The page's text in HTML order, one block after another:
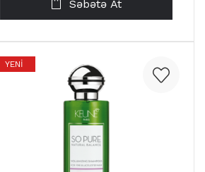
Səbətə At
YENI